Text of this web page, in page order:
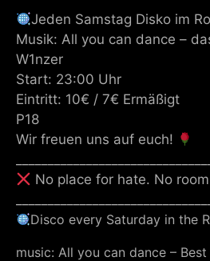
Jeden Samstag Disko im
Musik: All you can dance –
W1nzer
Start: 23:00 Uhr
Eintritt: 10€ / 7€ Ermäßigt
P18
Wir freuen uns auf euch!
No place for hate. No
Disco every Saturday in the
music: All you can dance –